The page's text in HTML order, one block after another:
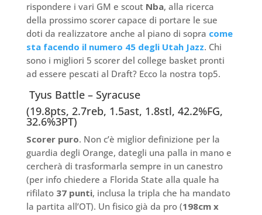
rispondere i vari GM e scout Nba, alla ricerca
della prossimo scorer capace di portare le sue
doti da realizzatore anche al piano di sopra come
sta facendo il numero 45 degli Utah Jazz. Chi
sono i migliori 5 scorer del college basket pronti
ad essere pescati al Draft? Ecco la nostra top5.
Tyus Battle – Syracuse
(19.8pts, 2.7reb, 1.5ast, 1.8stl, 42.2%FG,
32.6%3PT)
Scorer puro. Non c’è miglior definizione per la
guardia degli Orange, dategli una palla in mano e
cercherà di trasformarla sempre in un canestro
(per info chiedere a Florida State alla quale ha
rifilato 37 punti, inclusa la tripla che ha mandato
la partita all’OT). Un fisico già da pro (198cm x